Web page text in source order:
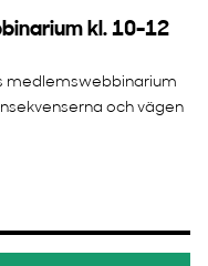
kl. 10-12
medlemswebbinarium
och vägen